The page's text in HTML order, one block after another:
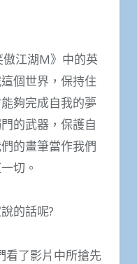
江湖M》中的英
個世界，保持住
夠完成自我的夢
的武器，保護自
的畫筆當作我們
切。
的話呢?
看了影片中所搶先